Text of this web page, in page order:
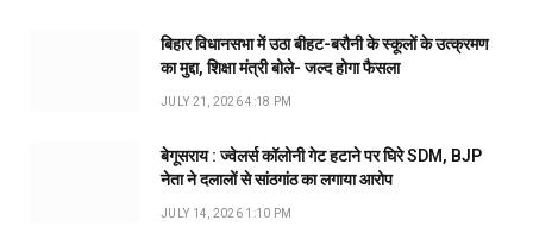
बिहार विधानसभा में उठा बीहट-बरौनी के स्कूलों के उत्क्रमण
का मुद्दा, शिक्षा मंत्री बोले- जल्द होगा फैसला
JULY 21, 2026 4:18 PM
बेगूसराय : ज्वेलर्स कॉलोनी गेट हटाने पर घिरे SDM, BJP
नेता ने दलालों से सांठगांठ का लगाया आरोप
JULY 14, 2026 1:10 PM